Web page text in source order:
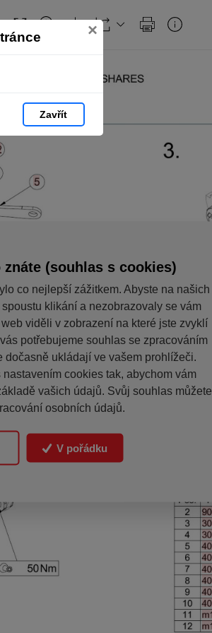
×
Zavřít
(souhlas s cookies)
co nejlepší zážitkem. Abyste na našich
klikání a nezobrazovaly se vám
viděli v zobrazení na které jste zvyklí
potřebujeme souhlas se zpracováním
dočasně ukládají ve vašem prohlížeči.
cookies tak, abychom vám
vašich údajů. Svůj souhlas můžete
osobních údajů.
V pořádku